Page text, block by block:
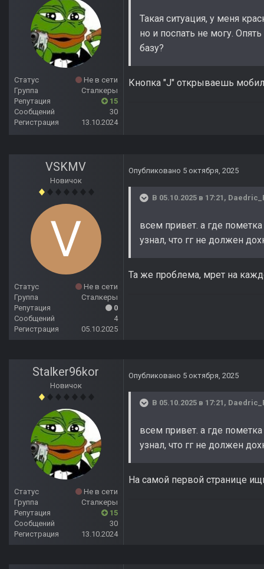
Статус
Не в сети
Группа
Сталкеры
Репутация
15
Сообщений
30
Регистрация
13.10.2024
Такая ситуация, у меня
но и поспать не могу.
базу?
Кнопка "J" открываешь
VSKMV
Новичок
Статус
Не в сети
Группа
Сталкеры
Репутация
0
Сообщений
4
Регистрация
05.10.2025
Опубликовано 5 октября, 2025
В 05.10.2025 в 17:21,
всем привет. а где
узнал, что гг не должен
Та же проблема, мрет на
Stalker96kor
Новичок
Статус
Не в сети
Группа
Сталкеры
Репутация
15
Сообщений
30
Регистрация
13.10.2024
Опубликовано 5 октября, 2025
В 05.10.2025 в 17:21,
всем привет. а где
узнал, что гг не должен
На самой первой странице